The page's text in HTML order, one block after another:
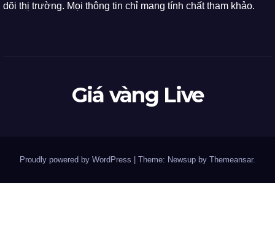
dõi thị trường. Mọi thông tin chỉ mang tính chất tham khảo.
Giá vàng Live
Proudly powered by WordPress Theme: Newsup by Themeansar.